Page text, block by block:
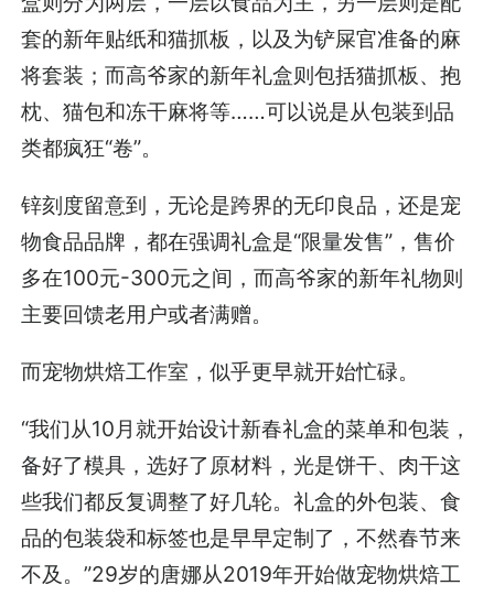
套的新年贴纸和猫抓板，以及为铲屎官准备的麻
将套装；而高爷家的新年礼盒则包括猫抓板、抱
枕、猫包和冻干麻将等……可以说是从包装到品
类都疯狂“卷”。
锌刻度留意到，无论是跨界的无印良品，还是宠
物食品品牌，都在强调礼盒是“限量发售”，售价
多在100元-300元之间，而高爷家的新年礼物则
主要回馈老用户或者满赠。
而宠物烘焙工作室，似乎更早就开始忙碌。
“我们从10月就开始设计新春礼盒的菜单和包装，
备好了模具，选好了原材料，光是饼干、肉干这
些我们都反复调整了好几轮。礼盒的外包装、食
品的包装袋和标签也是早早定制了，不然春节来
不及。”29岁的唐娜从2019年开始做宠物烘焙工